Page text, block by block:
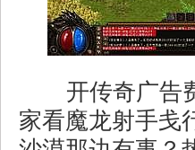
开传奇广告
家看魔龙射手戋